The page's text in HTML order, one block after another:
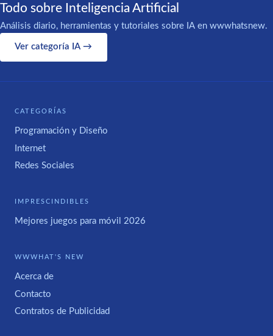
Todo sobre Inteligencia Artificial
Análisis diario, herramientas y tutoriales sobre IA en wwwhatsnew.
Ver categoría IA →
CATEGORÍAS
Programación y Diseño
Internet
Redes Sociales
IMPRESCINDIBLES
Mejores juegos para móvil 2026
WWWHAT'S NEW
Acerca de
Contacto
Contratos de Publicidad